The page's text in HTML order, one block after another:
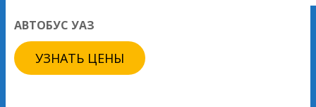
АВТОБУС УАЗ
УЗНАТЬ ЦЕНЫ